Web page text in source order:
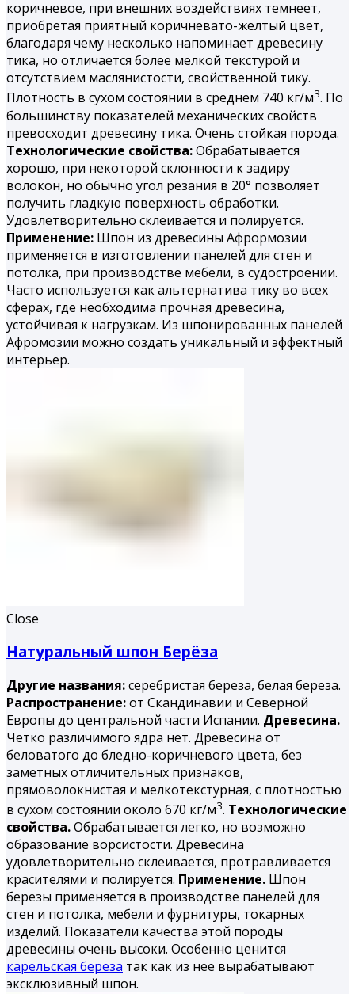
коричневое, при внешних воздействиях темнеет,
приобретая приятный коричневато-желтый цвет,
благодаря чему несколько напоминает древесину
тика, но отличается более мелкой текстурой и
отсутствием маслянистости, свойственной тику.
Плотность в сухом состоянии в среднем 740 кг/м3. По
большинству показателей механических свойств
превосходит древесину тика. Очень стойкая порода.
Технологические свойства:Обрабатывается
хорошо, при некоторой склонности к задиру
волокон, но обычно угол резания в 20° позволяет
получить гладкую поверхность обработки.
Удовлетворительно склеивается и полируется.
Применение: Шпон из древесины Афрормозии
применяется в изготовлении панелей для стен и
потолка, при производстве мебели, в судостроении.
Часто используется как альтернатива тику во всех
сферах, где необходима прочная древесина,
устойчивая к нагрузкам. Из шпонированных панелей
Афромозии можно создать уникальный и эффектный
интерьер.
Close
Натуральный шпон Берёза
Другие названия:серебристая береза, белая береза.
Распространение:от Скандинавии и Северной
Европы до центральной части Испании. Древесина.
Четко различимого ядра нет. Древесина от
беловатого до бледно-коричневого цвета, без
заметных отличительных признаков,
прямоволокнистая и мелкотекстурная, с плотностью
в сухом состоянии около 670 кг/м3. Технологические
свойства.Обрабатывается легко, но возможно
образование ворсистости. Древесина
удовлетворительно склеивается, протравливается
красителями и полируется. Применение. Шпон
березы применяется в производстве панелей для
стен и потолка, мебели и фурнитуры, токарных
изделий. Показатели качества этой породы
древесины очень высоки. Особенно ценится
карельская береза так как из нее вырабатывают
эксклюзивный шпон.